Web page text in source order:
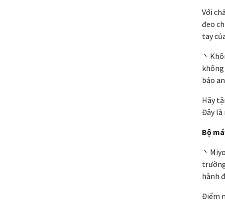
Với
đeo
tay
丶
không
bảo
Hãy
Đây là
Bộ
丶
hành
Điểm